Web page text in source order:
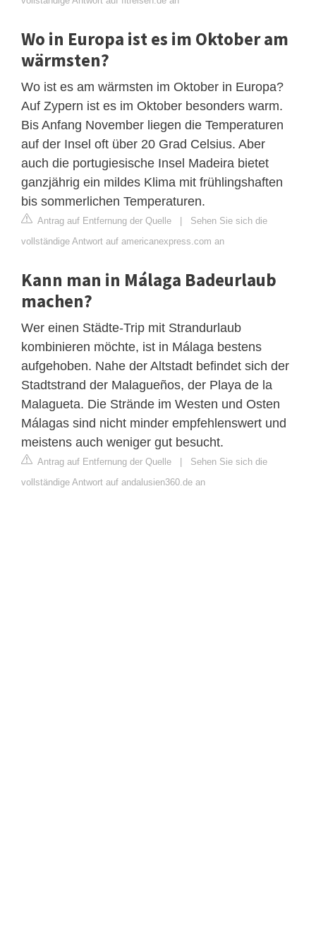
Wo in Europa ist es im Oktober am
wärmsten?
Wo ist es am wärmsten im Oktober in Europa?
Auf Zypern ist es im Oktober besonders warm.
Bis Anfang November liegen die Temperaturen
auf der Insel oft über 20 Grad Celsius. Aber
auch die portugiesische Insel Madeira bietet
ganzjährig ein mildes Klima mit frühlingshaften
bis sommerlichen Temperaturen.
Antrag auf Entfernung der Quelle | Sehen Sie sich die
vollständige Antwort auf americanexpress.com an
Kann man in Málaga Badeurlaub
machen?
Wer einen Städte-Trip mit Strandurlaub
kombinieren möchte, ist in Málaga bestens
aufgehoben. Nahe der Altstadt befindet sich der
Stadtstrand der Malagueños, der Playa de la
Malagueta. Die Strände im Westen und Osten
Málagas sind nicht minder empfehlenswert und
meistens auch weniger gut besucht.
Antrag auf Entfernung der Quelle | Sehen Sie sich die
vollständige Antwort auf andalusien360.de an